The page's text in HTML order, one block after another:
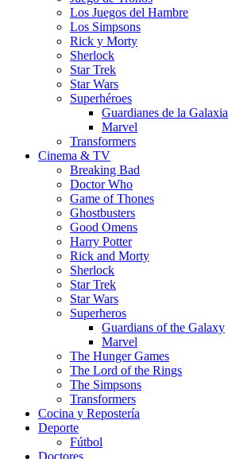
Los Juegos del Hambre
Los Simpsons
Rick y Morty
Sherlock
Star Trek
Star Wars
Superhéroes
Guardianes de la Galaxia
Marvel
Transformers
Cinema & TV
Breaking Bad
Doctor Who
Game of Thones
Ghostbusters
Good Omens
Harry Potter
Rick and Morty
Sherlock
Star Trek
Star Wars
Superheros
Guardians of the Galaxy
Marvel
The Hunger Games
The Lord of the Rings
The Simpsons
Transformers
Cocina y Repostería
Deporte
Fútbol
Doctores